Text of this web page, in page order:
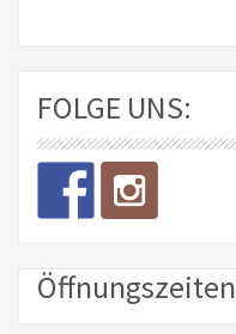
FOLGE UNS:
Öffnungszeiten